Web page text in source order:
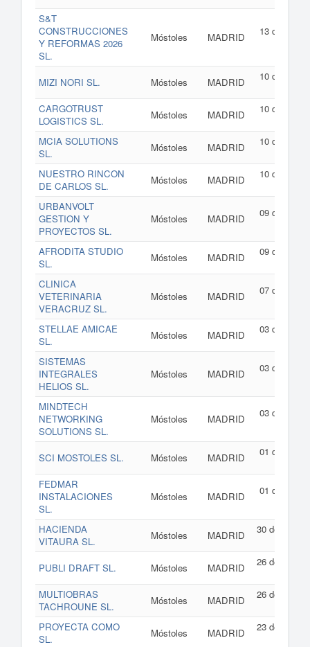
S&T
CONSTRUCCIONES
Y REFORMAS 2026
SL.
Móstoles MADRID
13 de julio
MIZI NORI SL. Móstoles MADRID
10 de julio
CARGOTRUST
LOGISTICS SL.
Móstoles MADRID
10 de julio
MCIA SOLUTIONS
SL.
Móstoles MADRID
10 de julio
NUESTRO RINCON
DE CARLOS SL.
Móstoles MADRID
10 de julio
URBANVOLT
GESTION Y
PROYECTOS SL.
Móstoles MADRID
09 de julio
AFRODITA STUDIO
SL.
Móstoles MADRID
09 de julio
CLINICA
VETERINARIA
VERACRUZ SL.
Móstoles MADRID
07 de julio
STELLAE AMICAE
SL.
Móstoles MADRID
03 de julio
SISTEMAS
INTEGRALES
HELIOS SL.
Móstoles MADRID
03 de julio
MINDTECH
NETWORKING
SOLUTIONS SL.
Móstoles MADRID
03 de julio
SCI MOSTOLES SL. Móstoles MADRID
01 de julio
FEDMAR
INSTALACIONES
SL.
Móstoles MADRID
01 de julio
HACIENDA
VITAURA SL.
Móstoles MADRID
30 de junio
PUBLI DRAFT SL.
Móstoles MADRID
26 de junio
MULTIOBRAS
TACHROUNE SL.
Móstoles MADRID
26 de junio
PROYECTA COMO
SL.
Móstoles MADRID
23 de junio